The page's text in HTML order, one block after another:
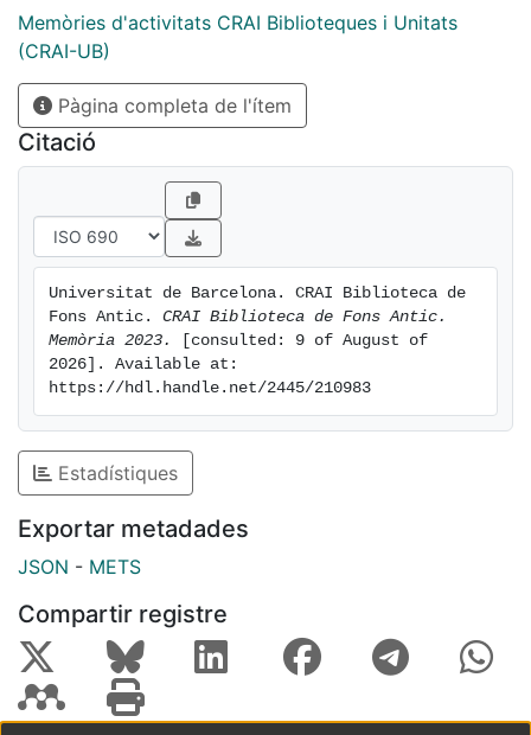
Memòries d'activitats CRAI Biblioteques i Unitats
(CRAI-UB)
Pàgina completa de l'ítem
Citació
Universitat de Barcelona. CRAI Biblioteca de
Fons Antic. CRAI Biblioteca de Fons Antic.
Memòria 2023.
[consulted: 9 of August of
2026]. Available at:
https://hdl.handle.net/2445/210983
Estadístiques
Exportar metadades
JSON - METS
Compartir registre